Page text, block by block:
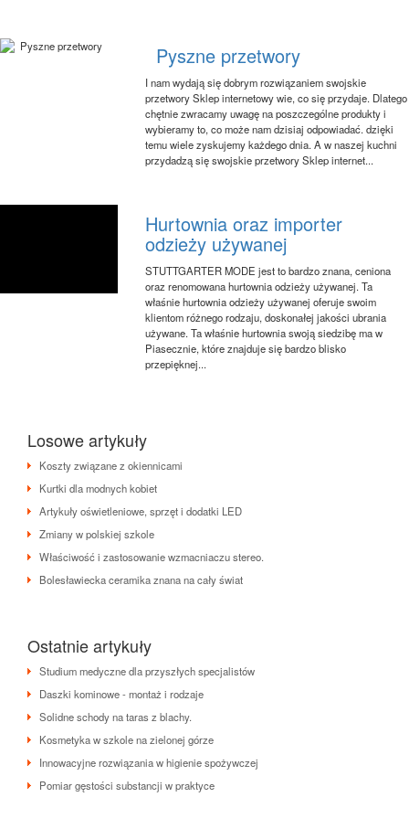
Pyszne przetwory
I nam wydają się dobrym rozwiązaniem swojskie
przetwory Sklep internetowy wie, co się przydaje. Dlatego
chętnie zwracamy uwagę na poszczególne produkty i
wybieramy to, co może nam dzisiaj odpowiadać. dzięki
temu wiele zyskujemy każdego dnia. A w naszej kuchni
przydadzą się swojskie przetwory Sklep internet...
Hurtownia oraz importer
odzieży używanej
STUTTGARTER MODE jest to bardzo znana, ceniona
oraz renomowana hurtownia odzieży używanej. Ta
właśnie hurtownia odzieży używanej oferuje swoim
klientom różnego rodzaju, doskonałej jakości ubrania
używane. Ta właśnie hurtownia swoją siedzibę ma w
Piasecznie, które znajduje się bardzo blisko
przepięknej...
Losowe artykuły
Koszty związane z okiennicami
Kurtki dla modnych kobiet
Artykuły oświetleniowe, sprzęt i dodatki LED
Zmiany w polskiej szkole
Właściwość i zastosowanie wzmacniaczu stereo.
Bolesławiecka ceramika znana na cały świat
Ostatnie artykuły
Studium medyczne dla przyszłych specjalistów
Daszki kominowe - montaż i rodzaje
Solidne schody na taras z blachy.
Kosmetyka w szkole na zielonej górze
Innowacyjne rozwiązania w higienie spożywczej
Pomiar gęstości substancji w praktyce